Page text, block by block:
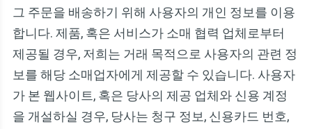
그 주문을 배송하기 위해 사용자의 개인 정보를 이용
합니다. 제품, 혹은 서비스가 소매 협력 업체로부터
제공될 경우, 저희는 거래 목적으로 사용자의 관련 정
보를 해당 소매업자에게 제공할 수 있습니다. 사용자
가 본 웹사이트, 혹은 당사의 제공 업체와 신용 계정
을 개설하실 경우, 당사는 청구 정보, 신용카드 번호,